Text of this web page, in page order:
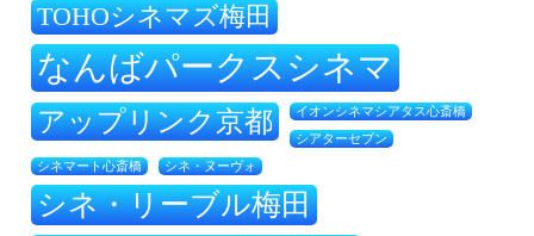
TOHOシネマズ梅田
なんばパークスシネマ
アップリンク京都 イオンシネマシアタス心斎橋
シアターセブン
シネマート心斎橋 シネ・ヌーヴォ
シネ・リーブル梅田